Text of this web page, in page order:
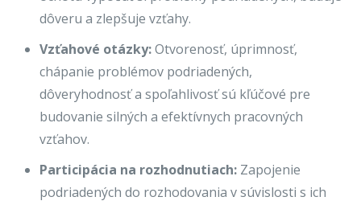
dôveru a zlepšuje vzťahy.
Vzťahové otázky:Otvorenosť, úprimnosť,
chápanie problémov podriadených,
dôveryhodnosť a spoľahlivosť sú kľúčové pre
budovanie silných a efektívnych pracovných
vzťahov.
Participácia na rozhodnutiach: Zapojenie
podriadených do rozhodovania v súvislosti s ich